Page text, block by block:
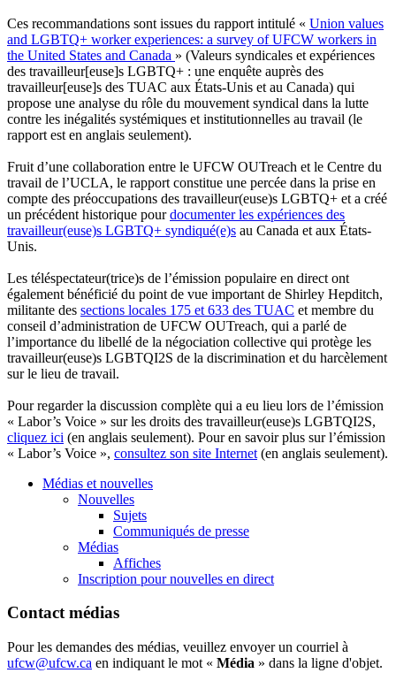
Ces recommandations sont issues du rapport intitulé « Union values
and LGBTQ+ worker experiences: a survey of UFCW workers in
the United States and Canada » (Valeurs syndicales et expériences
des travailleur[euse]s LGBTQ+ : une enquête auprès des
travailleur[euse]s des TUAC aux États-Unis et au Canada) qui
propose une analyse du rôle du mouvement syndical dans la lutte
contre les inégalités systémiques et institutionnelles au travail (le
rapport est en anglais seulement).
Fruit d’une collaboration entre le UFCW OUTreach et le Centre du
travail de l’UCLA, le rapport constitue une percée dans la prise en
compte des préoccupations des travailleur(euse)s LGBTQ+ et a créé
un précédent historique pourdocumenter les expériences des
travailleur(euse)s LGBTQ+ syndiqué(e)s au Canada et aux États-
Unis.
Les téléspectateur(trice)s de l’émission populaire en direct ont
également bénéficié du point de vue important de Shirley Hepditch,
militante des sections locales 175 et 633 des TUAC et membre du
conseil d’administration de UFCW OUTreach, qui a parlé de
l’importance du libellé de la négociation collective qui protège les
travailleur(euse)s LGBTQI2S de la discrimination et du harcèlement
sur le lieu de travail.
Pour regarder la discussion complète qui a eu lieu lors de l’émission
« Labor’s Voice » sur les droits des travailleur(euse)s LGBTQI2S,
cliquez ici (en anglais seulement). Pour en savoir plus sur l’émission
« Labor’s Voice », consultez son site Internet (en anglais seulement).
Médias et nouvelles
Nouvelles
Sujets
Communiqués de presse
Médias
Affiches
Inscription pour nouvelles en direct
Contact médias
Pour les demandes des médias, veuillez envoyer un courriel à
ufcw@ufcw.ca en indiquant le mot « Média » dans la ligne d'objet.